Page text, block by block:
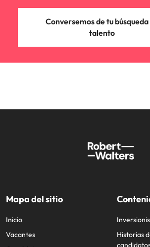
Conversemos de tu búsqueda
talento
Mapa del sitio
Inicio
Vacantes
Historias